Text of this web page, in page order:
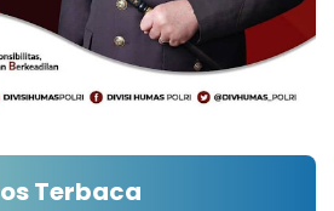
Terbaca